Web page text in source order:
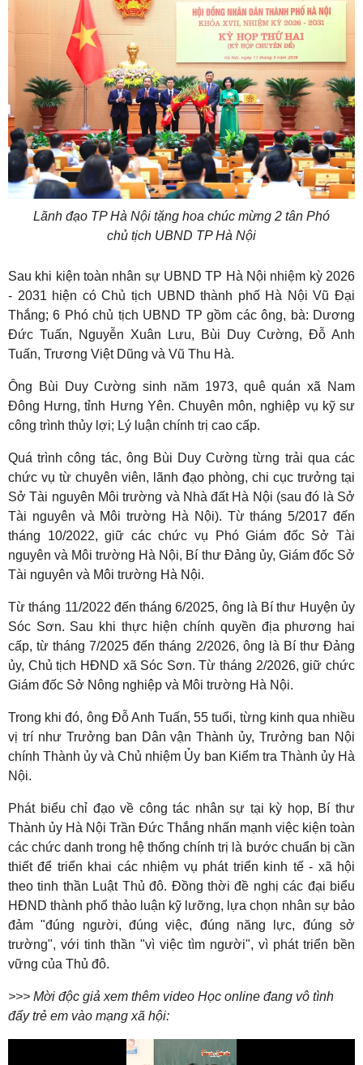
Lãnh đạo TP Hà Nội tặng hoa chúc mừng 2 tân Phó
chủ tịch UBND TP Hà Nội
Sau khi kiện toàn nhân sự UBND TP Hà Nội nhiệm kỳ 2026
- 2031 hiện có Chủ tịch UBND thành phố Hà Nội Vũ Đại
Thắng; 6 Phó chủ tịch UBND TP gồm các ông, bà: Dương
Đức Tuấn, Nguyễn Xuân Lưu, Bùi Duy Cường, Đỗ Anh
Tuấn, Trương Việt Dũng và Vũ Thu Hà.
Ông Bùi Duy Cường sinh năm 1973, quê quán xã Nam
Đông Hưng, tỉnh Hưng Yên. Chuyên môn, nghiệp vụ kỹ sư
công trình thủy lợi; Lý luận chính trị cao cấp.
Quá trình công tác, ông Bùi Duy Cường từng trải qua các
chức vụ từ chuyên viên, lãnh đạo phòng, chi cục trưởng tại
Sở Tài nguyên Môi trường và Nhà đất Hà Nội (sau đó là Sở
Tài nguyên và Môi trường Hà Nội). Từ tháng 5/2017 đến
tháng 10/2022, giữ các chức vụ Phó Giám đốc Sở Tài
nguyên và Môi trường Hà Nội, Bí thư Đảng ủy, Giám đốc Sở
Tài nguyên và Môi trường Hà Nội.
Từ tháng 11/2022 đến tháng 6/2025, ông là Bí thư Huyện ủy
Sóc Sơn. Sau khi thực hiện chính quyền địa phương hai
cấp, từ tháng 7/2025 đến tháng 2/2026, ông là Bí thư Đảng
ủy, Chủ tịch HĐND xã Sóc Sơn. Từ tháng 2/2026, giữ chức
Giám đốc Sở Nông nghiệp và Môi trường Hà Nội.
Trong khi đó, ông Đỗ Anh Tuấn, 55 tuổi, từng kinh qua nhiều
vị trí như Trưởng ban Dân vận Thành ủy, Trưởng ban Nội
chính Thành ủy và Chủ nhiệm Ủy ban Kiểm tra Thành ủy Hà
Nội.
Phát biểu chỉ đạo về công tác nhân sự tại kỳ họp, Bí thư
Thành ủy Hà Nội Trần Đức Thắng nhấn mạnh việc kiện toàn
các chức danh trong hệ thống chính trị là bước chuẩn bị cần
thiết để triển khai các nhiệm vụ phát triển kinh tế - xã hội
theo tinh thần Luật Thủ đô. Đồng thời đề nghị các đại biểu
HĐND thành phố thảo luận kỹ lưỡng, lựa chọn nhân sự bảo
đảm "đúng người, đúng việc, đúng năng lực, đúng sở
trường", với tinh thần "vì việc tìm người", vì phát triển bền
vững của Thủ đô.
>>> Mời độc giả xem thêm video Học online đang vô tình
đẩy trẻ em vào mạng xã hội: